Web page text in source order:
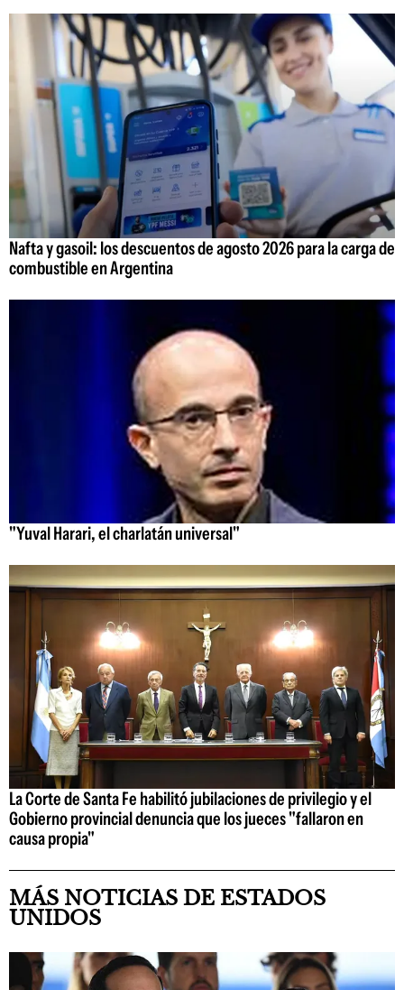
Nafta y gasoil: los descuentos de agosto 2026 para la carga de
combustible en Argentina
"Yuval Harari, el charlatán universal"
La Corte de Santa Fe habilitó jubilaciones de privilegio y el
Gobierno provincial denuncia que los jueces "fallaron en
causa propia"
MÁS NOTICIAS DE ESTADOS
UNIDOS